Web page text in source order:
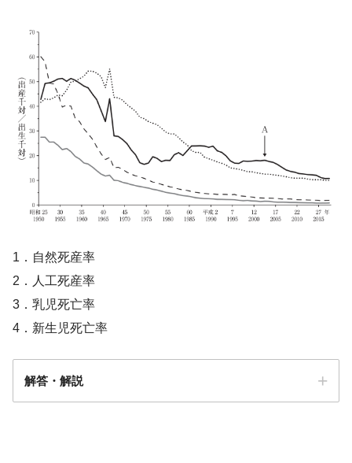
1．自然死産率
2．人工死産率
3．乳児死亡率
4．新生児死亡率
解答・解説